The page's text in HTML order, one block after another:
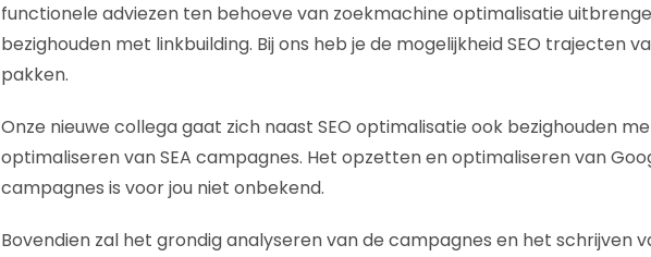
functionele adviezen ten behoeve van zoekmachine optimalisatie
bezighouden met linkbuilding. Bij ons heb je de mogelijkheid SEO trajecten
pakken.
Onze nieuwe collega gaat zich naast SEO optimalisatie ook bezighouden
optimaliseren van SEA campagnes. Het opzetten en optimaliseren van
campagnes is voor jou niet onbekend.
Bovendien zal het grondig analyseren van de campagnes en het schrijven